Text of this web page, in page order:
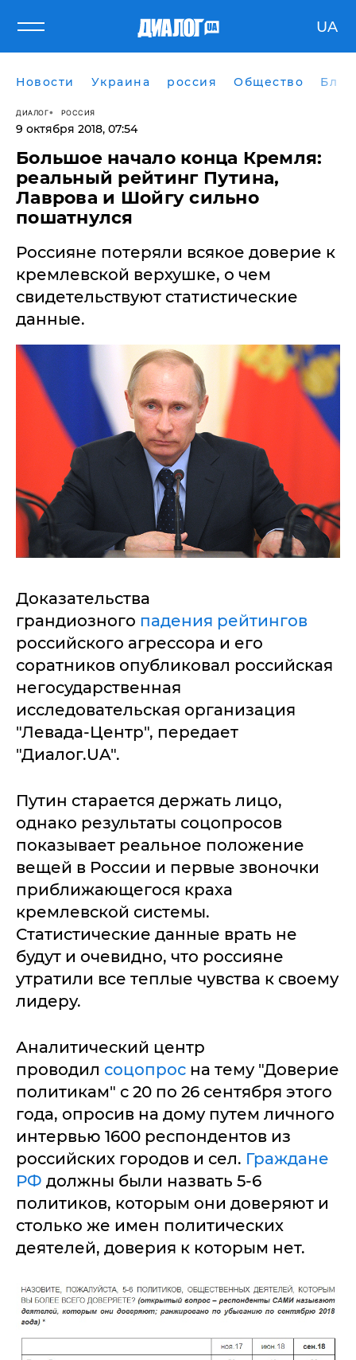
UA
Новости Украина россия Общество
ДИАЛОГ РОССИЯ
9 октября 2018, 07:54
Большое начало конца Кремля:
реальный рейтинг Путина,
Лаврова и Шойгу сильно
пошатнулся
Россияне потеряли всякое доверие к
кремлевской верхушке, о чем
свидетельствуют статистические
данные.
Доказательства
грандиозного падения рейтингов
российского агрессора и его
соратников опубликовал российская
негосударственная
исследовательская организация
"Левада-Центр", передает
"Диалог.UA".
Путин старается держать лицо,
однако результаты соцопросов
показывает реальное положение
вещей в России и первые звоночки
приближающегося краха
кремлевской системы.
Статистические данные врать не
будут и очевидно, что россияне
утратили все теплые чувства к своему
лидеру.
Аналитический центр
проводил соцопрос на тему "Доверие
политикам" с 20 по 26 сентября этого
года, опросив на дому путем личного
интервью 1600 респондентов из
российских городов и сел. Граждане
РФ должны были назвать 5-6
политиков, которым они доверяют и
столько же имен политических
деятелей, доверия к которым нет.